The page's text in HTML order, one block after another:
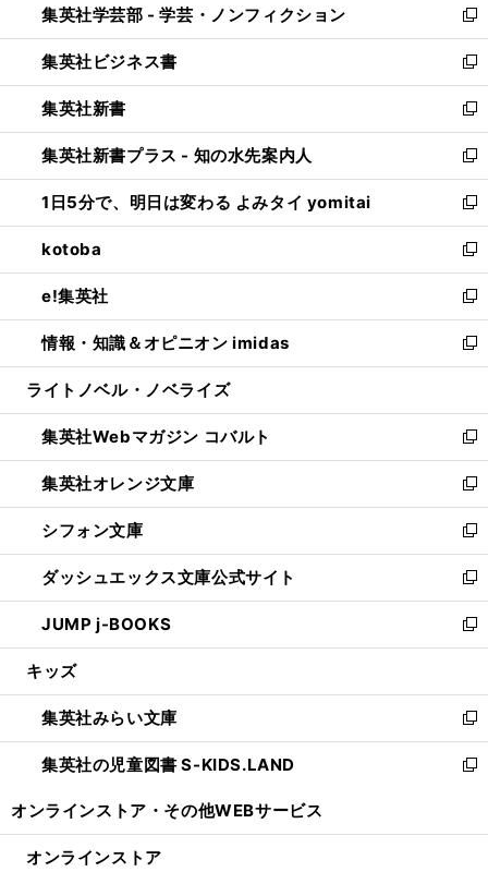
く
で
開
く
ド
ウ
で
開
く
ィ
ン
ド
ウ
で
開
く
集英社学芸部 - 学芸・ノンフィクション
新
し
い
ウ
ィ
ン
ド
ウ
で
開
く
集英社ビジネス書
新
し
い
ウ
ィ
ン
ド
ウ
で
開
く
集英社新書
新
し
い
ウ
ィ
ン
ド
ウ
で
開
く
集英社新書プラス - 知の水先案内人
新
し
い
ウ
ィ
ン
ド
ウ
で
開
1日5分で、明日は変わる よみタイ yomitai
新
し
い
ウ
ィ
ン
ド
ウ
開
く
kotoba
新
し
い
ウ
ィ
ン
ウ
で
開
く
e!集英社
新
し
い
ウ
ン
ド
ウ
で
開
く
情報・知識＆オピニオン imidas
新
し
ウ
ィ
ン
ド
ウ
で
開
く
ライトノベル・ノベライズ
集英社Webマガジン コバルト
新
し
い
ウ
ィ
ン
ド
ウ
で
開
集英社オレンジ文庫
新
し
い
ウ
ィ
ン
ド
ウ
開
く
シフォン文庫
新
し
い
ウ
ィ
ン
ウ
で
開
く
ダッシュエックス文庫公式サイト
新
し
い
ウ
ン
ド
ウ
で
JUMP j-BOOKS
新
し
ウ
ィ
ン
ド
開
キッズ
集英社みらい文庫
新
し
い
ン
集英社の児童図書 S-KIDS.LAND
新
ウ
オンラインストア・ その他WEBサービス
オンラインストア